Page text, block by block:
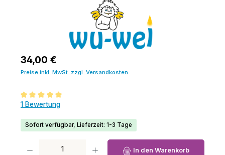
Regulärer Preis:
34,00 €
Preise inkl. MwSt. zzgl. Versandkosten
Durchschnittliche Bewertung von 5 von 5 Sternen
1 Bewertung
Sofort verfügbar, Lieferzeit: 1-3 Tage
Produkt Anzahl: Gib den gewünschten Wert ein oder benutze die
In den Warenkorb